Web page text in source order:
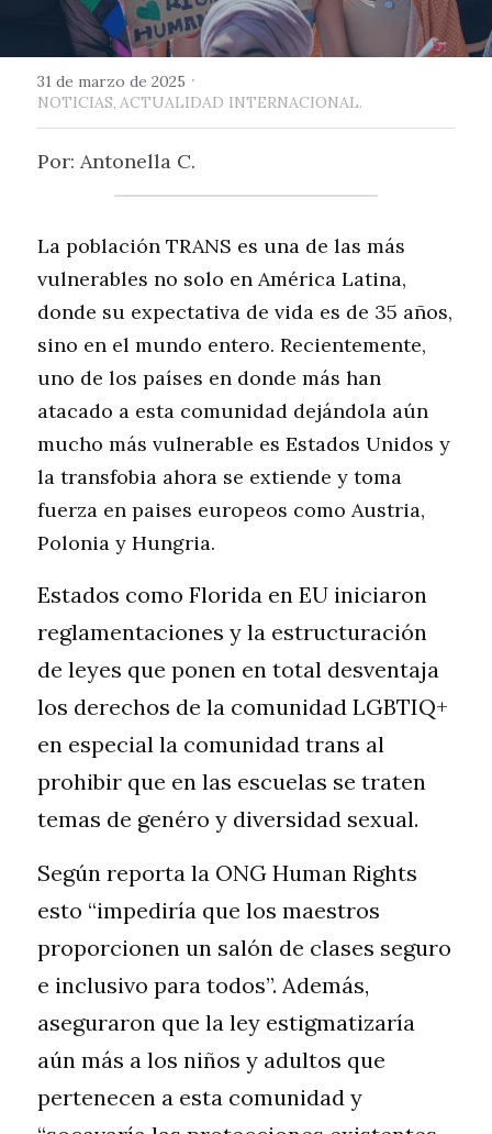
31 de marzo de 2025 ·
NOTICIAS, ACTUALIDAD INTERNACIONAL.
Por: Antonella C.
La población TRANS es una de las más
vulnerables no solo en América Latina,
donde su expectativa de vida es de 35 años,
sino en el mundo entero. Recientemente,
uno de los países en donde más han
atacado a esta comunidad dejándola aún
mucho más vulnerable es Estados Unidos y
la transfobia ahora se extiende y toma
fuerza en paises europeos como Austria,
Polonia y Hungria.
Estados como Florida en EU iniciaron
reglamentaciones y la estructuración
de leyes que ponen en total desventaja
los derechos de la comunidad LGBTIQ+
en especial la comunidad trans al
prohibir que en las escuelas se traten
temas de genéro y diversidad sexual.
Según reporta la ONG Human Rights
esto “impediría que los maestros
proporcionen un salón de clases seguro
e inclusivo para todos”. Además,
aseguraron que la ley estigmatizaría
aún más a los niños y adultos que
pertenecen a esta comunidad y